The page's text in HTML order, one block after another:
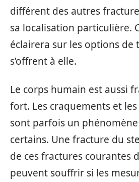
différent des autres
sa localisation particulière.
éclairera sur les options
s’offrent à elle.
Le corps humain est aussi
fort. Les craquements et les
sont parfois un
certains. Une fracture du
de ces fractures courantes
peuvent souffrir si les